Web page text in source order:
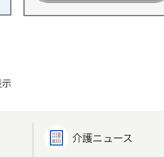
介護ニュース